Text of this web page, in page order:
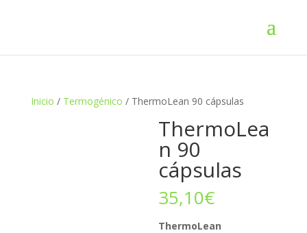
Inicio / Termogénico / ThermoLean 90 cápsulas
ThermoLea
n 90
cápsulas
35,10€
ThermoLean